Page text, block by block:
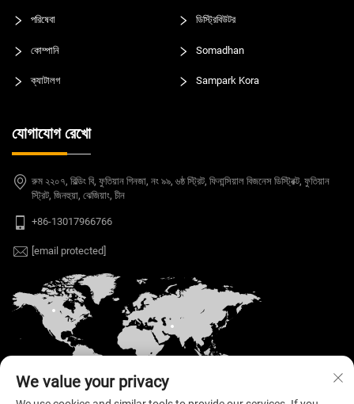
পরিষেবা ডিস্ট্রিবিউটর
কোম্পানি Somadhan
ক্যাটালগ Sampark Kora
যোগাযোগ রেখো
রুম ২২০৭, বিল্ডিং বি, ফুতিয়ান গিনজা, নং ৯৯, ৬ষ্ঠ স্ট্রিট, ফিনান্সিয়াল বিজনেস ডিস্ট্রিক্ট, ফুতিয়ান
স্ট্রিট, জিনহুয়া, ঝেজিয়াং, চীন
+86-13017966766
[email protected]
We value your privacy